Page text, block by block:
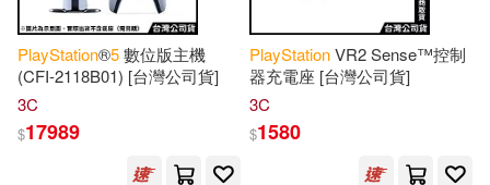
Freeman O.(1)
Harlan(1)
IT教育研究工作室(1)
天津科學技術出版社(1)
西安電子科技大學出版社(1)
電子書 (可複選)
適合手機平板閱讀(1)
PlayStation®5數位版主機
(CFI-2118B01) [台灣公司貨]
3C
$17989
PlayStationVR2 Sense™控制
器充電座 [台灣公司貨]
3C
$1580